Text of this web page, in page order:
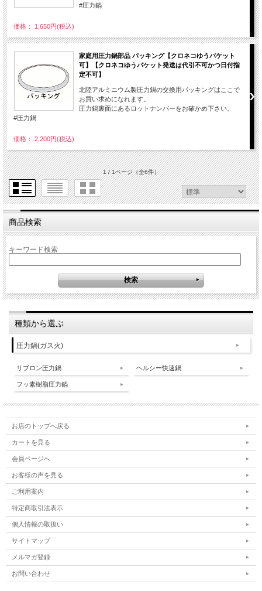
#圧力鍋
価格： 1,650円(税込)
家庭用圧力鍋部品 パッキング【クロネコゆうパケット
可】【クロネコゆうパケット発送は代引不可かつ日付指
定不可】
北陸アルミニウム製圧力鍋の交換用パッキングはここで
お買い求めになれます。
圧力鍋裏面にあるロットナンバーをお確かめ下さい。
#圧力鍋
価格： 2,200円(税込)
1 / 1ページ（全6件）
商品検索
キーワード検索
種類から選ぶ
圧力鍋(ガス火)
リブロン圧力鍋
フッ素樹脂圧力鍋
ヘルシー快速鍋
お店のトップへ戻る
カートを見る
会員ページへ
お客様の声を見る
ご利用案内
特定商取引法表示
個人情報の取扱い
サイトマップ
メルマガ登録
お問い合わせ